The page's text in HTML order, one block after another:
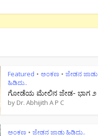
Featured • ಅಂಕಣ • ಜೇಡನ ಜಾಡು
ಹಿಡಿದು..
ಗೋಡೆಯ ಮೇಲಿನ ಜೇಡ- ಭಾಗ ೨
by Dr. Abhijith A P C
ಅಂಕಣ • ಜೇಡನ ಜಾಡು ಹಿಡಿದು..